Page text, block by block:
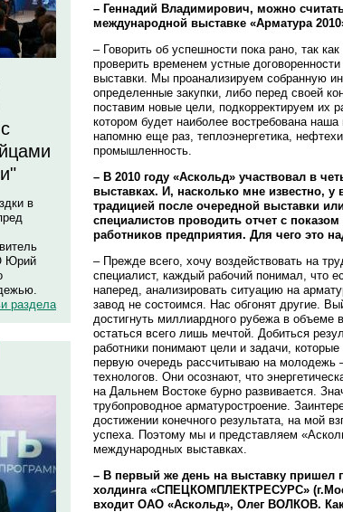
в
Юрий
раздела
– Геннадий Владимирович, можно
международной выставке «Арматура
– Говорить об успешности пока рано, так
проверить временем устные
выставки. Мы проанализируем собранную
определенные закупки, либо перед своей
поставим новые цели, подкорректируем их
котором будет наиболее востребована наша
напомню еще раз, теплоэнергетика,
промышленность.
– В 2010 году «Аскольд» участвовал в
выставках. И, насколько мне известно, у
традицией после очередной выставки
специалистов проводить отчет с
работников предприятия. Для чего это
– Прежде всего, хочу воздействовать на
специалист, каждый рабочий понимал, что
наперед, анализировать ситуацию на
завод не состоимся. Нас обгонят другие.
достигнуть миллиардного рубежа в объеме
остаться всего лишь мечтой. Добиться
работники понимают цели и задачи,
первую очередь рассчитываю на молодежь
технологов. Они осознают, что
на Дальнем Востоке бурно развивается.
трубопроводное арматуростроение.
достижении конечного результата, на мой
успеха. Поэтому мы и представляем
международных выставках.
– В первый же день на выставку пришел
холдинга «СПЕЦКОМПЛЕКТРЕСУРС»
входит ОАО «Аскольд», Олег ВОЛКОВ.